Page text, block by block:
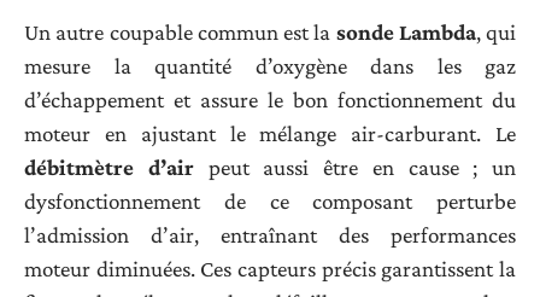
Un autre coupable commun est la sonde Lambda, qui
mesure la quantité d’oxygène dans les gaz
d’échappement et assure le bon fonctionnement du
moteur en ajustant le mélange air-carburant. Le
débitmètre d’airpeut aussi être en cause ; un
dysfonctionnement de ce composant perturbe
l’admission d’air, entraînant des performances
moteur diminuées. Ces capteurs précis garantissent la